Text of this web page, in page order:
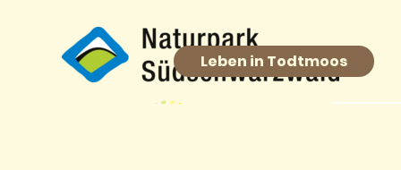
Leben in Todtmoos